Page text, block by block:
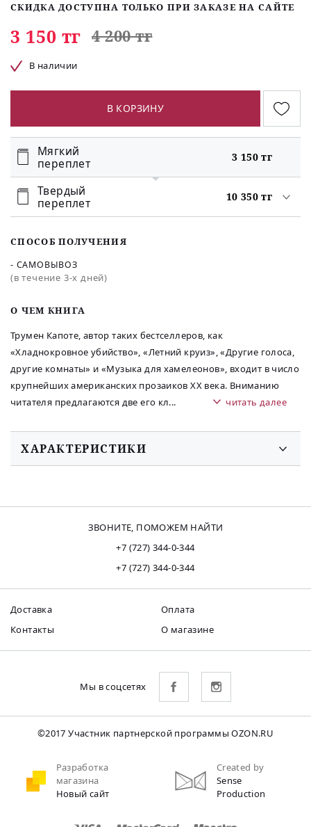
O ЧЕМ КНИГА
Трумен Капоте, автор таких бестселлеров, как
«Хладнокровное убийство», «Летний круиз», «Другие голоса,
другие комнаты» и «Музыка для хамелеонов», входит в число
крупнейших американских прозаиков ХХ века. Вниманию
читателя предлагаются две его кл... читать далее
СКИДКА ДОСТУПНА ТОЛЬКО ПРИ ЗАКАЗЕ НА САЙТЕ
3 150 тг 4 200 тг
В наличии
В КОРЗИНУ
Мягкий
переплет
3 150 тг
Твердый
переплет
10 350 тг
СПОСОБ ПОЛУЧЕНИЯ
- САМОВЫВОЗ
(в течение 3-х дней)
ХАРАКТЕРИСТИКИ
ЗВОНИТЕ, ПОМОЖЕМ НАЙТИ
+7 (727) 344-0-344
+7 (727) 344-0-344
Доставка
Оплата
Контакты
О магазине
Мы в соцсетях
©2017 Участник партнерской программы OZON.RU
Разработка
магазина
Новый сайт
Created by
Sense
Production